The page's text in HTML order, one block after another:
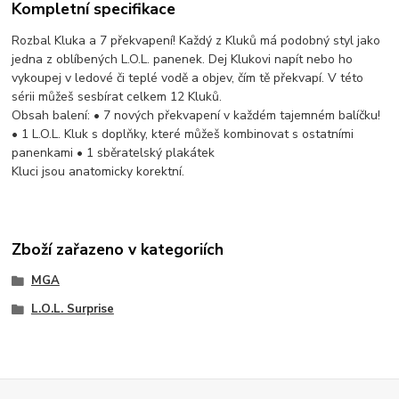
Kompletní specifikace
Rozbal Kluka a 7 překvapení! Každý z Kluků má podobný styl jako
jedna z oblíbených L.O.L. panenek. Dej Klukovi napít nebo ho
vykoupej v ledové či teplé vodě a objev, čím tě překvapí. V této
sérii můžeš sesbírat celkem 12 Kluků.
Obsah balení: • 7 nových překvapení v každém tajemném balíčku!
• 1 L.O.L. Kluk s doplňky, které můžeš kombinovat s ostatními
panenkami • 1 sběratelský plakátek
Kluci jsou anatomicky korektní.
Zboží zařazeno v kategoriích
MGA
L.O.L. Surprise